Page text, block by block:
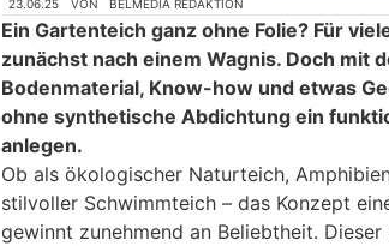
23.06.25 VON BELMEDIA REDAKTION
Ein Gartenteich ganz ohne Folie? Für
zunächst nach einem Wagnis. Doch mit
Bodenmaterial, Know-how und etwas
ohne synthetische Abdichtung ein
anlegen.
Ob als ökologischer Naturteich,
stilvoller Schwimmteich – das Konzept
gewinnt zunehmend an Beliebtheit.